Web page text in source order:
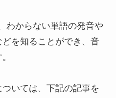
わからない単語の発音や
を知ることができ、音
いては、下記の記事を